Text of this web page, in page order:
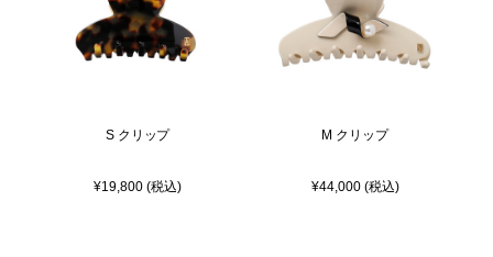
S クリップ
¥19,800 (税込)
M クリップ
¥44,000 (税込)